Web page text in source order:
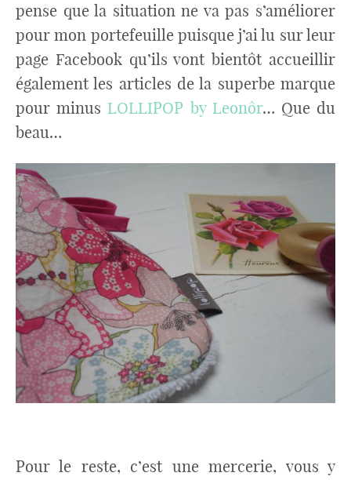
pense que la situation ne va pas s’améliorer
pour mon portefeuille puisque j’ai lu sur leur
page Facebook qu’ils vont bientôt accueillir
également les articles de la superbe marque
pour minus LOLLIPOP by Leonôr… Que du
beau…
Pour le reste, c’est une mercerie, vous y